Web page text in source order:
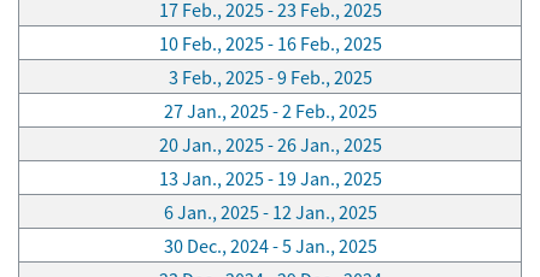
17 Feb., 2025 - 23 Feb., 2025
10 Feb., 2025 - 16 Feb., 2025
3 Feb., 2025 - 9 Feb., 2025
27 Jan., 2025 - 2 Feb., 2025
20 Jan., 2025 - 26 Jan., 2025
13 Jan., 2025 - 19 Jan., 2025
6 Jan., 2025 - 12 Jan., 2025
30 Dec., 2024 - 5 Jan., 2025